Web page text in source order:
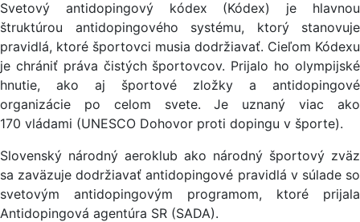
Svetový antidopingový kódex (Kódex) je hlavnou
štruktúrou antidopingového systému, ktorý stanovuje
pravidlá, ktoré športovci musia dodržiavať. Cieľom Kódexu
je chrániť práva čistých športovcov. Prijalo ho olympijské
hnutie, ako aj športové zložky a antidopingové
organizácie po celom svete. Je uznaný viac ako
170 vládami (UNESCO Dohovor proti dopingu v športe).
Slovenský národný aeroklub ako národný športový zväz
sa zaväzuje dodržiavať antidopingové pravidlá v súlade so
svetovým antidopingovým programom, ktoré prijala
Antidopingová agentúra SR (SADA).